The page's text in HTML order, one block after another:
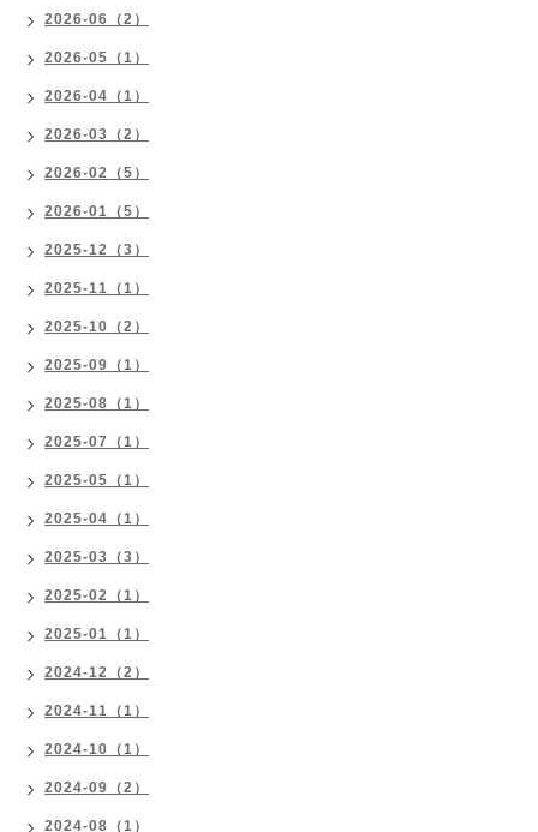
2026-06（2）
2026-05（1）
2026-04（1）
2026-03（2）
2026-02（5）
2026-01（5）
2025-12（3）
2025-11（1）
2025-10（2）
2025-09（1）
2025-08（1）
2025-07（1）
2025-05（1）
2025-04（1）
2025-03（3）
2025-02（1）
2025-01（1）
2024-12（2）
2024-11（1）
2024-10（1）
2024-09（2）
2024-08（1）